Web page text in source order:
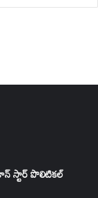
స్టార్ పొలిటికల్